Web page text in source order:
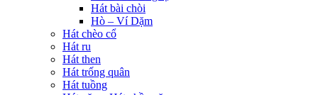
Hát bài chòi
Hò – Ví Dặm
Hát chèo cổ
Hát ru
Hát then
Hát trống quân
Hát tuồng